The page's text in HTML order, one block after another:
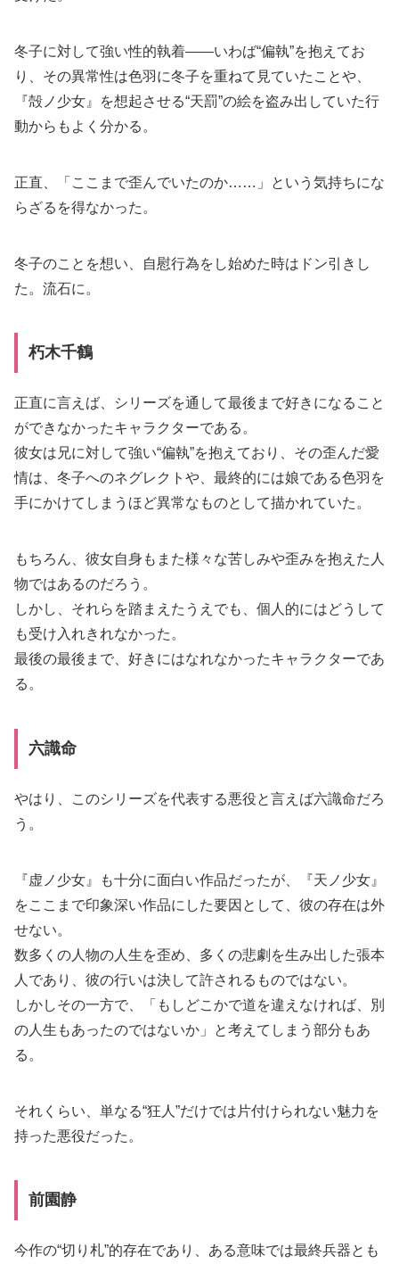
冬子に対して強い性的執着――いわば“偏執”を抱えてお
り、その異常性は色羽に冬子を重ねて見ていたことや、
『殻ノ少女』を想起させる“天罰”の絵を盗み出していた行
動からもよく分かる。
正直、「ここまで歪んでいたのか……」という気持ちにな
らざるを得なかった。
冬子のことを想い、自慰行為をし始めた時はドン引きし
た。流石に。
朽木千鶴
正直に言えば、シリーズを通して最後まで好きになること
ができなかったキャラクターである。
彼女は兄に対して強い“偏執”を抱えており、その歪んだ愛
情は、冬子へのネグレクトや、最終的には娘である色羽を
手にかけてしまうほど異常なものとして描かれていた。
もちろん、彼女自身もまた様々な苦しみや歪みを抱えた人
物ではあるのだろう。
しかし、それらを踏まえたうえでも、個人的にはどうして
も受け入れきれなかった。
最後の最後まで、好きにはなれなかったキャラクターであ
る。
六識命
やはり、このシリーズを代表する悪役と言えば六識命だろ
う。
『虚ノ少女』も十分に面白い作品だったが、『天ノ少女』
をここまで印象深い作品にした要因として、彼の存在は外
せない。
数多くの人物の人生を歪め、多くの悲劇を生み出した張本
人であり、彼の行いは決して許されるものではない。
しかしその一方で、「もしどこかで道を違えなければ、別
の人生もあったのではないか」と考えてしまう部分もあ
る。
それくらい、単なる“狂人”だけでは片付けられない魅力を
持った悪役だった。
前園静
今作の“切り札”的存在であり、ある意味では最終兵器とも